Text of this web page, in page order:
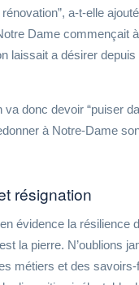
a-t-elle
Dame commençait
laissait a désirer depuis
va donc devoir “puiser
à Notre-Dame
résignation
évidence la résilience
la pierre. N’oublions
métiers et des savoirs-